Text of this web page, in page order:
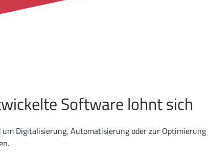
Software lohnt sich
Digitalisierung, Automatisierung oder zur Optimierung